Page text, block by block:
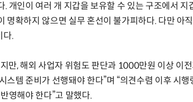
개인이 여러 개 지갑을 보유할 수 있는 구조에서 지
명확하지 않으면 실무 혼선이 불가피하다. 다만 아직
다.
만, 해외 사업자 위험도 판단과 1000만원 이상 이전
템 준비가 선행돼야 한다”며 “의견수렴 이후 시행
영해야 한다”고 말했다.